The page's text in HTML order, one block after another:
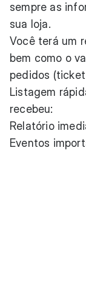
sempre as
sua loja.
Você terá um
bem como o
pedidos
Listagem
recebeu:
Relatório
Eventos